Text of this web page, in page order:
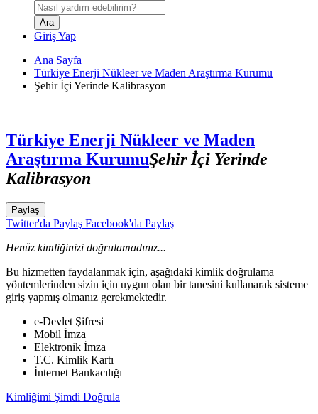
Giriş Yap
Ana Sayfa
Türkiye Enerji Nükleer ve Maden Araştırma Kurumu
Şehir İçi Yerinde Kalibrasyon
Türkiye Enerji Nükleer ve Maden
Araştırma KurumuŞehir İçi Yerinde
Kalibrasyon
Paylaş
Twitter'da Paylaş Facebook'da Paylaş
Henüz kimliğinizi doğrulamadınız...
Bu hizmetten faydalanmak için, aşağıdaki kimlik doğrulama
yöntemlerinden sizin için uygun olan bir tanesini kullanarak sisteme
giriş yapmış olmanız gerekmektedir.
e-Devlet Şifresi
Mobil İmza
Elektronik İmza
T.C. Kimlik Kartı
İnternet Bankacılığı
Kimliğimi Şimdi Doğrula